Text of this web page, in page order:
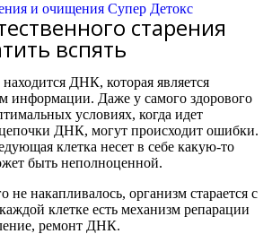
и очищения Супер Детокс
старения
вспять
ДНК, которая является
информации. Даже у самого здорового
условиях, когда идет
ДНК, могут происходит ошибки.
клетка несет в себе какую-то
быть неполноценной.
накапливалось, организм старается с
клетке есть механизм репарации
ремонт ДНК.